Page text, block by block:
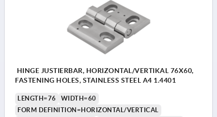
HINGE JUSTIERBAR, HORIZONTAL/VERTIKAL 76X60,
FASTENING HOLES, STAINLESS STEEL A4 1.4401
LENGTH=76
WIDTH=60
FORM DEFINITION=HORIZONTAL/VERTICAL